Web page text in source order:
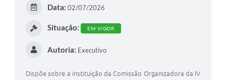
Data: 02/07/2026
Situação: EM VIGOR
Autoria: Executivo
Dispõe sobre a instituição da Comissão Organizadora da IV